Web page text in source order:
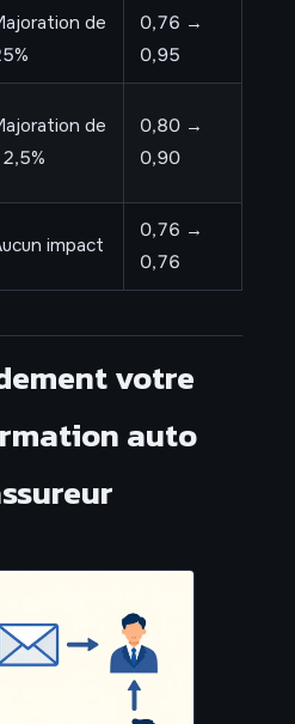
de
0,76 →
0,95
de
0,80 →
0,90
impact
0,76 →
0,76
votre
auto